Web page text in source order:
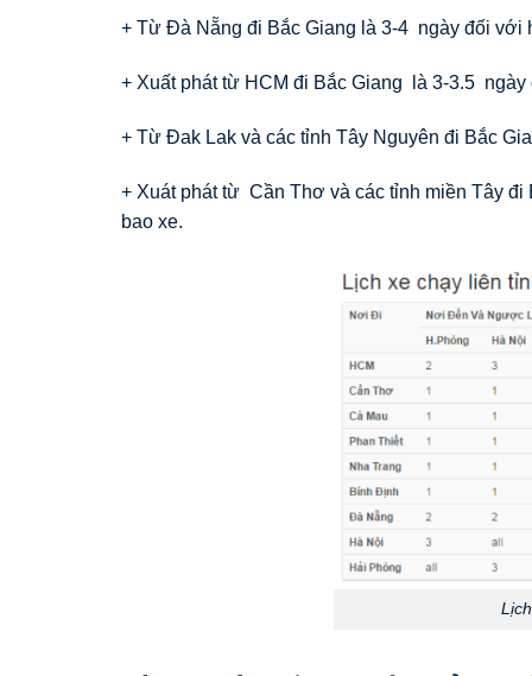
+ Từ Đà Nẵng đi Bắc Giang là 3-4 ngày đối với
+ Xuất phát từ HCM đi Bắc Giang là 3-3.5
+ Từ Đak Lak và các tỉnh Tây Nguyên đi Bắc
+ Xuát phát từ Cần Thơ và các tỉnh miền Tây
bao xe.